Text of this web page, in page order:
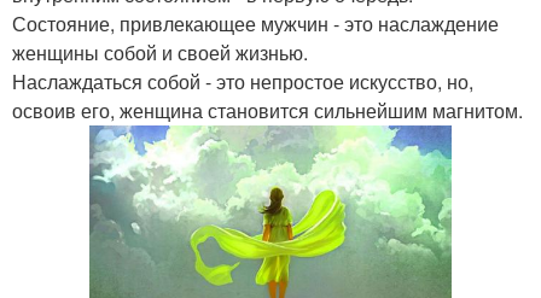
Состояние, привлекающее мужчин - это наслаждение
женщины собой и своей жизнью.
Наслаждаться собой - это непростое искусство, но,
освоив его, женщина становится сильнейшим магнитом.